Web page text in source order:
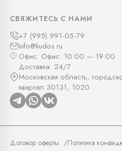
СВЯЖИТЕСЬ С НАМИ
+7 (995) 991-05-79
info@kudos.ru
Офис: Офис: 10:00 — 19:00
Доставка: 24/7
Московская область,
квартал 30131, 1020
Договор оферты Политика